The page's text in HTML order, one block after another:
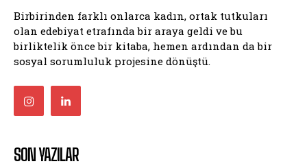
Birbirinden farklı onlarca kadın, ortak tutkuları
olan edebiyat etrafında bir araya geldi ve bu
birliktelik önce bir kitaba, hemen ardından da bir
sosyal sorumluluk projesine dönüştü.
SON YAZILAR